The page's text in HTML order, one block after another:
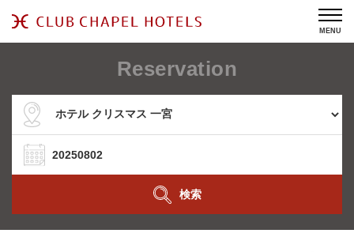
MENU
Reservation
検索